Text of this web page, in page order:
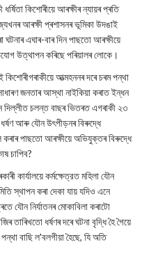
কিশোৰীয়ে আৰক্ষীৰ ন্যায়ৰ প্ৰতি
আৰক্ষী প্ৰশাসনৰ ভূমিকা উদঙাই
ঘটনাৰ এঘাৰ-বাৰ দিন পাছতো আৰক্ষীয়ে
উত্থাপন কৰিছে পৰিয়ালৰ লোকে।
আত্মহননৰ দৰে চৰম পন্থা
জনতাৰ আস্থা নাইকিয়া কৰাত ইন্ধন
চলন্ত বাছৰ ভিতৰত এগৰাকী ২৩
আৰু যৌন উৎপীড়নৰ বিৰুদ্ধে
কৰাৰ পাছতো আৰক্ষীয়ে অভিযুক্তৰ বিৰুদ্ধে
চাপিব?
কাৰ্যালয়ে কর্মক্ষেত্রত মহিলা যৌন
স্থাপন কৰা দেকা যায় যদিও এনে
যৌন নির্যাতনৰ মোকাবিলা কৰাটো
তাৰিখতো ধৰ্ষণৰ দৰে ঘটনা বৃদ্ধি হৈ গৈয়ে
বাছি ল'বলগীয়া হৈছে, যি অতি